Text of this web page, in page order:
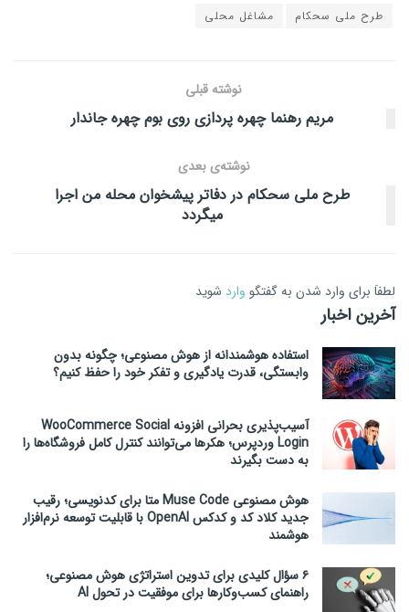
طرح ملی سحکام مشاغل محلی
نوشته قبلی
مریم رهنما چهره پردازی روی بوم چهره جاندار
نوشته‌ی بعدی
طرح ملی سحکام در دفاتر پیشخوان محله من اجرا
میگردد
لطفاَ برای وارد شدن به گفتگو وارد شوید
آخرین اخبار
استفاده هوشمندانه از هوش مصنوعی؛ چگونه بدون
وابستگی، قدرت یادگیری و تفکر خود را حفظ کنیم؟
آسیب‌پذیری بحرانی افزونه WooCommerce Social
Login وردپرس؛ هکرها می‌توانند کنترل کامل فروشگاه‌ها را
به دست بگیرند
هوش مصنوعی Muse Code متا برای کدنویسی؛ رقیب
جدید کلاد کد و کدکس OpenAI با قابلیت توسعه نرم‌افزار
هوشمند
۶ سؤال کلیدی برای تدوین استراتژی هوش مصنوعی؛
راهنمای کسب‌وکارها برای موفقیت در تحول AI